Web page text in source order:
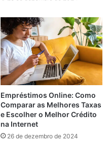
Empréstimos Online: Como
Comparar as Melhores Taxas
e Escolher o Melhor Crédito
na Internet
26 de dezembro de 2024